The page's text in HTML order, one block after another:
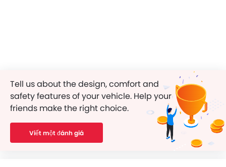
Tell us about the design, comfort and
safety features of your vehicle. Help your
friends make the right choice.
Viết một đánh giá